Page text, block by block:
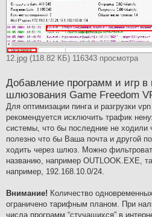
12.jpg (118.82 КБ) 116343 просмотра
Добавление программ и игр в
шлюзования Game Freedom
Для оптимизации пинга и разгрузки
рекомендуется исключить трафик
системы, что бы последние не ходили
полезно что бы Ваша почта и другой
ходить через шлюз. Можно
названию, например OUTLOOK.EXE,
например, 192.168.10.0/24.
Внимание! Количество
ограничено тарифным планом. При
числа программ “стучащихся” в